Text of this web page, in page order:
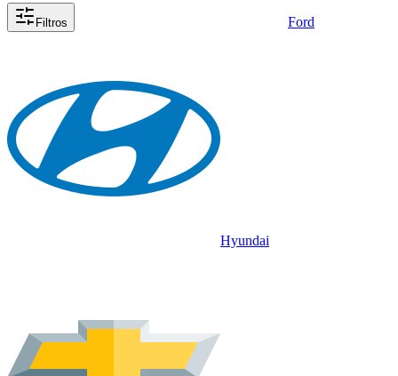
Filtros Ford
Hyundai